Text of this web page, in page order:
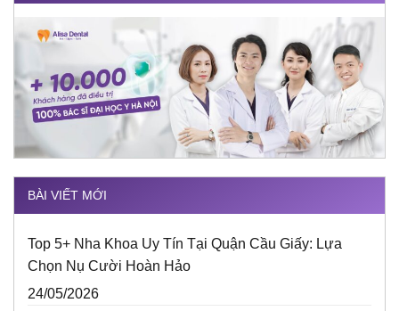
BÀI VIẾT MỚI
Top 5+ Nha Khoa Uy Tín Tại Quận Cầu Giấy: Lựa
Chọn Nụ Cười Hoàn Hảo
24/05/2026